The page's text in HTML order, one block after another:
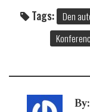
Tags: Den
By: